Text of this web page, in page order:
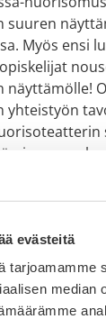
evästeitä
tarjoamamme
median
suuren
Myös ensi
näyttämölle!
yhteistyön
Etelä-